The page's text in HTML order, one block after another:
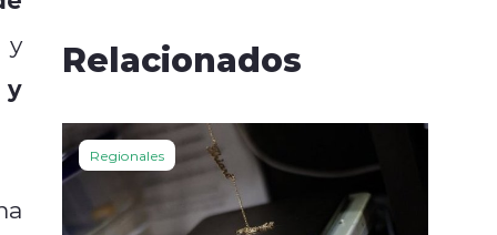
y
y
Relacionados
Regionales